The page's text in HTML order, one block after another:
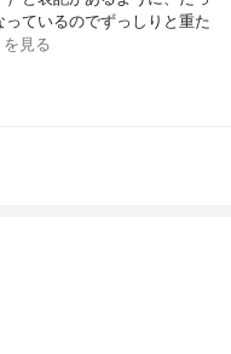
ているのでずっしりと重た
見る